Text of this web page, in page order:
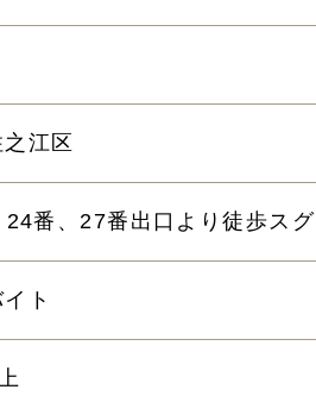
江区
番、27番出口より徒歩スグ
ト